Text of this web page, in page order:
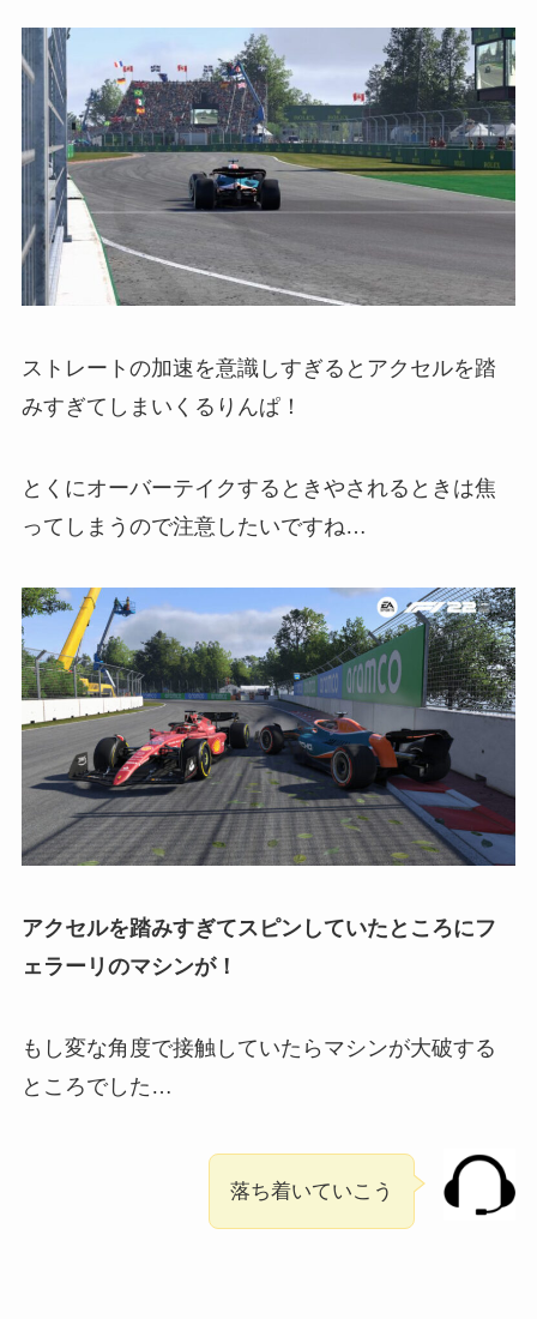
ストレートの加速を意識しすぎるとアクセルを踏
みすぎてしまいくるりんぱ！
とくにオーバーテイクするときやされるときは焦
ってしまうので注意したいですね…
アクセルを踏みすぎてスピンしていたところにフ
ェラーリのマシンが！
もし変な角度で接触していたらマシンが大破する
ところでした…
落ち着いていこう